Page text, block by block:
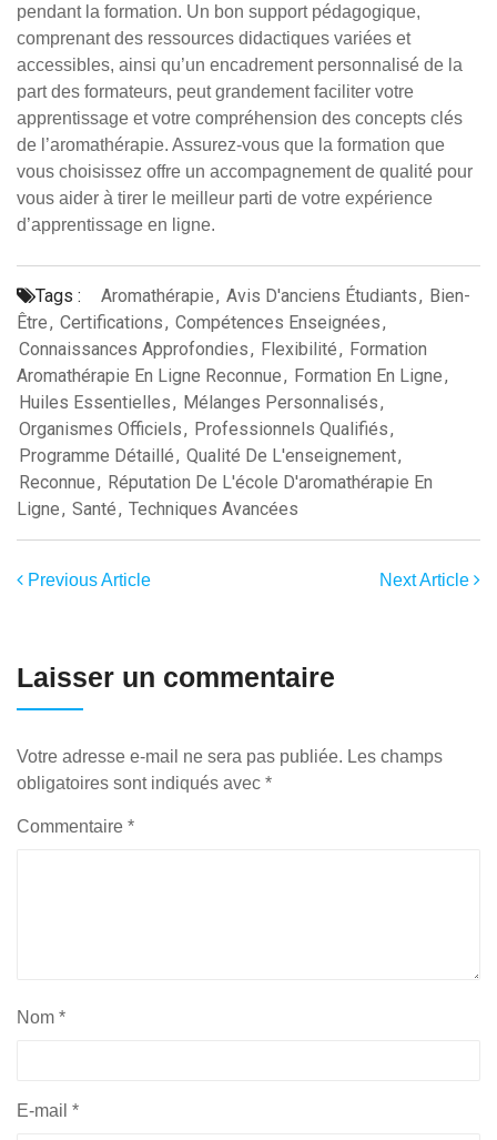
pendant la formation. Un bon support pédagogique,
comprenant des ressources didactiques variées et
accessibles, ainsi qu’un encadrement personnalisé de la
part des formateurs, peut grandement faciliter votre
apprentissage et votre compréhension des concepts clés
de l’aromathérapie. Assurez-vous que la formation que
vous choisissez offre un accompagnement de qualité pour
vous aider à tirer le meilleur parti de votre expérience
d’apprentissage en ligne.
Tags : Aromathérapie, Avis D'anciens Étudiants, Bien-
Être, Certifications, Compétences Enseignées,
Connaissances Approfondies, Flexibilité, Formation
Aromathérapie En Ligne Reconnue, Formation En Ligne,
Huiles Essentielles, Mélanges Personnalisés,
Organismes Officiels, Professionnels Qualifiés,
Programme Détaillé, Qualité De L'enseignement,
Reconnue, Réputation De L'école D'aromathérapie En
Ligne, Santé, Techniques Avancées
Previous Article Next Article
Laisser un commentaire
Votre adresse e-mail ne sera pas publiée. Les champs
obligatoires sont indiqués avec *
Commentaire *
Nom *
E-mail *